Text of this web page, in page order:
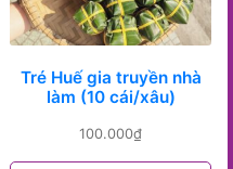
Tré Huế gia truyền nhà
làm (10 cái/xâu)
100.000₫